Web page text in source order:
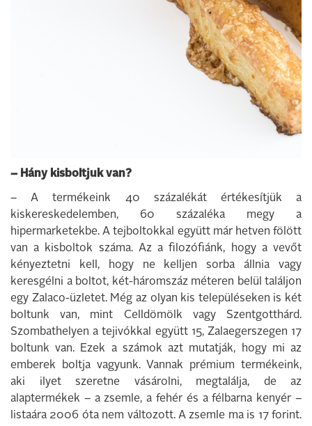
– Hány kisboltjuk van?
– A termékeink 40 százalékát értékesítjük a
kiskereskedelemben, 60 százaléka megy a
hipermarketekbe. A tejboltokkal együtt már hetven fölött
van a kisboltok száma. Az a filozófiánk, hogy a vevőt
kényeztetni kell, hogy ne kelljen sorba állnia vagy
keresgélni a boltot, két-háromszáz méteren belül találjon
egy Zalaco-üzletet. Még az olyan kis településeken is két
boltunk van, mint Celldömölk vagy Szentgotthárd.
Szombathelyen a tejivókkal együtt 15, Zalaegerszegen 17
boltunk van. Ezek a számok azt mutatják, hogy mi az
emberek boltja vagyunk. Vannak prémium termékeink,
aki ilyet szeretne vásárolni, megtalálja, de az
alaptermékek – a zsemle, a fehér és a félbarna kenyér –
listaára 2006 óta nem változott. A zsemle ma is 17 forint.